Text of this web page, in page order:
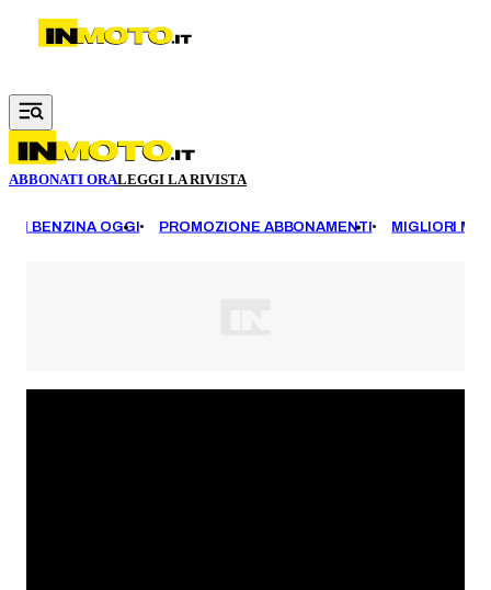
Vai al contenuto principale
ABBONATI ORALEGGI LA RIVISTA
BENZINA OGGI PROMOZIONE ABBONAMENTI MIGLIORI